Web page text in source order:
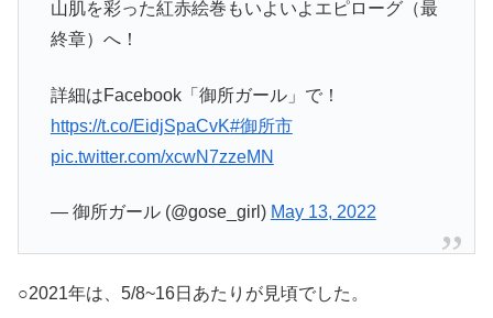
山肌を彩った紅赤絵巻もいよいよエピローグ（最
終章）へ！
詳細はFacebook「御所ガール」で！
https://t.co/EidjSpaCvK#御所市
pic.twitter.com/xcwN7zzeMN
— 御所ガール (@gose_girl) May 13, 2022
○2021年は、5/8~16日あたりが見頃でした。